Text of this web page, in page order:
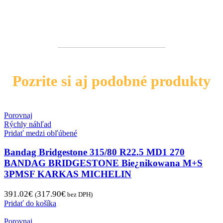
Pozrite si aj podobné produkty
Porovnaj
Rýchly náhľad
Pridať medzi obľúbené
Bandag Bridgestone 315/80 R22.5 MD1 270
BANDAG BRIDGESTONE Bie¿nikowana M+S
3PMSF KARKAS MICHELIN
391.02€ (317.90€ bez DPH)
Pridať do košíka